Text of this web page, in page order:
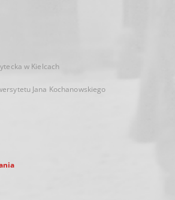
w Kielcach
Jana Kochanowskiego